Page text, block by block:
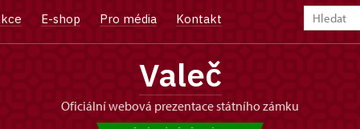
E-shop Pro média Kontakt
Valeč
oficiální webová prezentace státního zámku